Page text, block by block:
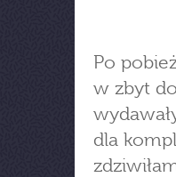
Po
w zbyt
dla